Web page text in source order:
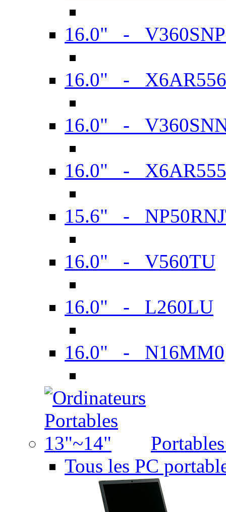
16.0" -
16.0" -
16.0" -
16.0" -
15.6" -
16.0" - V560TU
16.0" - L260LU
16.0" - N16MM0
Tous les PC